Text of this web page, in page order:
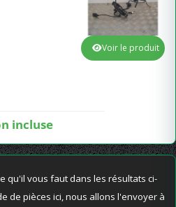
incluse
Voir le produit
qu'il vous faut dans les résultats ci-
de pièces ici, nous allons l'envoyer à